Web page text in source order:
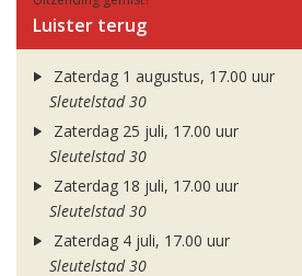
Luister terug
Zaterdag 1 augustus, 17.00 uur
Sleutelstad 30
Zaterdag 25 juli, 17.00 uur
Sleutelstad 30
Zaterdag 18 juli, 17.00 uur
Sleutelstad 30
Zaterdag 4 juli, 17.00 uur
Sleutelstad 30